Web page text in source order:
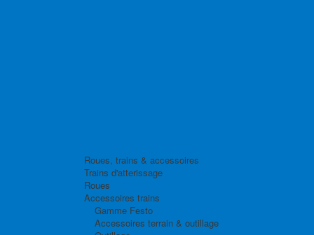
Roues, trains & accessoires
Trains d'atterissage
Roues
Accessoires trains
Gamme Festo
Accessoires terrain & outillage